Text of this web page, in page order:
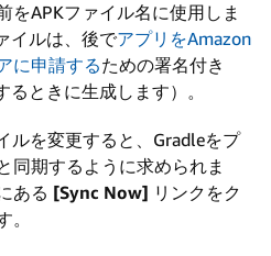
をAPKファイル名に使用しま
イルは、後でアプリをAmazon
に申請するための署名付き
るときに生成します）。
ルを変更すると、Gradleをプ
同期するように求められま
ある [Sync Now] リンクをク
。